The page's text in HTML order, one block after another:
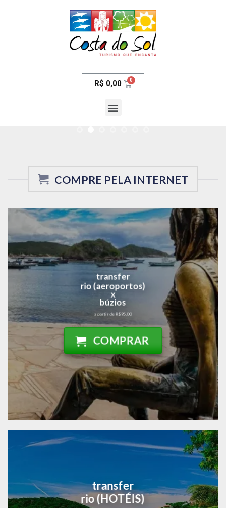
R$ 0,00
City Tour Armação
Búzios
ESPECIAL –
BÚZIOS
Ver ofertas
COMPRE PELA INTERNET
transfer
rio (aeroportos)
x
búzios
a partir de R$95,00
COMPRAR
transfer
rio (HOTÉIS)